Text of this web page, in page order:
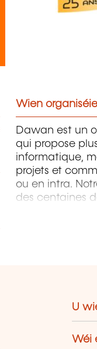
Wien
Dawan est un
qui propose
informatique,
projets et
ou en intra.
des centaines
Windows
U
Wéi